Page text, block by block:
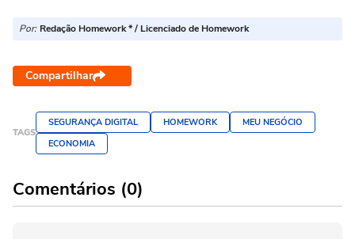
Por: Redação Homework * / Licenciado de Homework
Compartilhar
TAGS
SEGURANÇA DIGITAL HOMEWORK
MEU NEGÓCIO
ECONOMIA
Comentários (0)